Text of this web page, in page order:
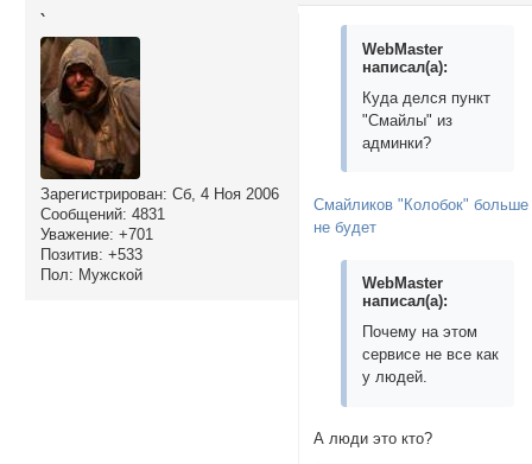
`
Зарегистрирован: Сб, 4 Ноя 2006
Сообщений: 4831
Уважение: +701
Позитив: +533
Пол: Мужской
WebMaster
написал(а):
Куда делся пункт
"Смайлы" из
админки?
Смайликов "Колобок" больше
не будет
WebMaster
написал(а):
Почему на этом
сервисе не все как
у людей.
А люди это кто?